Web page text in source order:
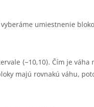
umiestnenie
⟨−10,10⟩. Čím je
majú rovnakú váhu,